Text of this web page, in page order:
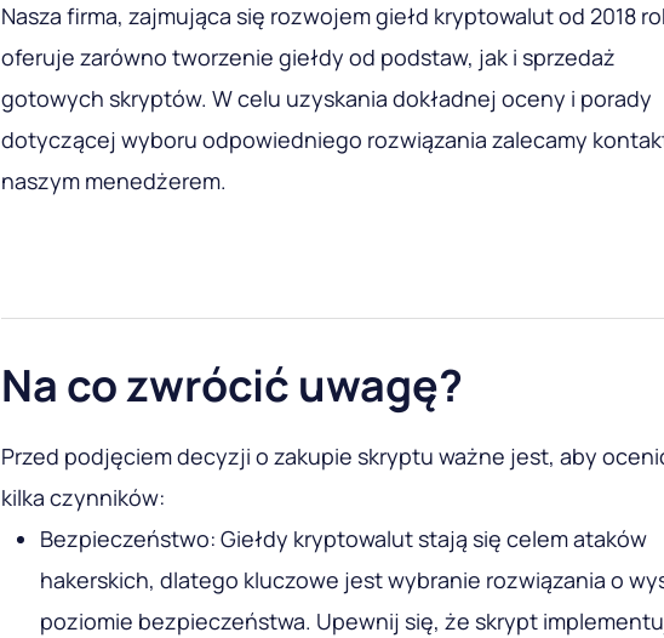
Nasza firma, zajmująca się rozwojem giełd kryptowalut od 2018
oferuje zarówno tworzenie giełdy od podstaw, jak i sprzedaż
gotowych skryptów. W celu uzyskania dokładnej oceny i porady
dotyczącej wyboru odpowiedniego rozwiązania zalecamy
naszym menedżerem.
Na co zwrócić uwagę?
Przed podjęciem decyzji o zakupie skryptu ważne jest, aby
kilka czynników:
Bezpieczeństwo: Giełdy kryptowalut stają się celem ataków
hakerskich, dlatego kluczowe jest wybranie rozwiązania o
poziomie bezpieczeństwa. Upewnij się, że skrypt